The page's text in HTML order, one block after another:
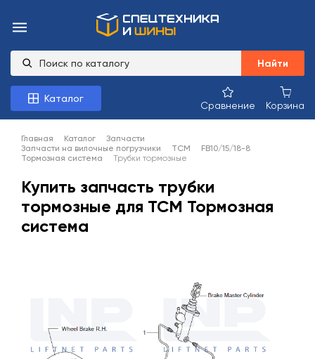
Найти
Каталог
Сравнение Корзина
Главная Каталог
Запчасти
Запчасти на вилочные погрузчики
TCM
FB10/15/18-8
Тормозная система
Трубки тормозные
Купить запчасть трубки
тормозные для TCM Тормозная
система